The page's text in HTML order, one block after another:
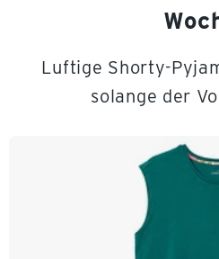
Luftige Shorty-
solange der